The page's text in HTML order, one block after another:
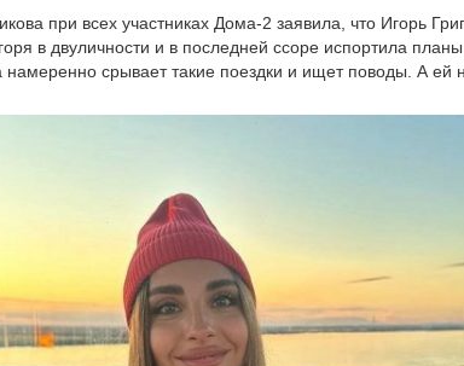
при всех участниках Дома-2 заявила, что Игорь
в двуличности и в последней ссоре испортила
намеренно срывает такие поездки и ищет поводы. А ей